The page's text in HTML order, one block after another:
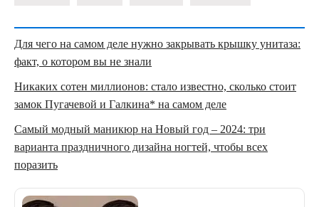
Для чего на самом деле нужно закрывать крышку унитаза:
факт, о котором вы не знали
Никаких сотен миллионов: стало известно, сколько стоит
замок Пугачевой и Галкина* на самом деле
Самый модный маникюр на Новый год – 2024: три
варианта праздничного дизайна ногтей, чтобы всех
поразить